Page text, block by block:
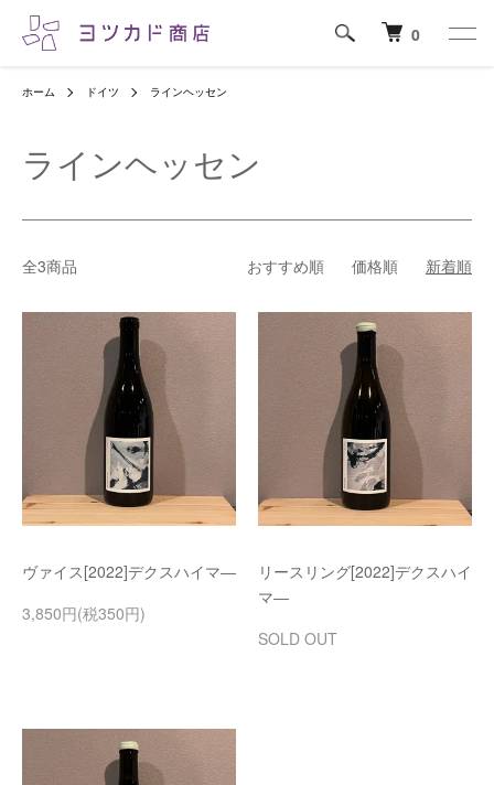
0
ホーム ドイツ ラインヘッセン
ラインヘッセン
全3商品 おすすめ順 価格順 新着順
ヴァイス[2022]デクスハイマ―
3,850円(税350円)
リースリング[2022]デクスハイ
マ―
SOLD OUT